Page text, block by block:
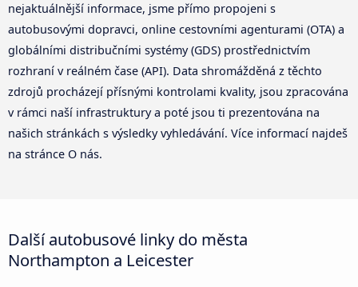
nejaktuálnější informace, jsme přímo propojeni s
autobusovými dopravci, online cestovními agenturami (OTA) a
globálními distribučními systémy (GDS) prostřednictvím
rozhraní v reálném čase (API). Data shromážděná z těchto
zdrojů procházejí přísnými kontrolami kvality, jsou zpracována
v rámci naší infrastruktury a poté jsou ti prezentována na
našich stránkách s výsledky vyhledávání. Více informací najdeš
na stránce O nás.
Další autobusové linky do města
Northampton a Leicester